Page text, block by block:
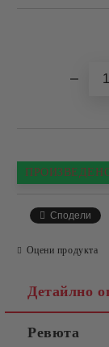
Сподели
Оцени продукта
Детайлно
Ревюта